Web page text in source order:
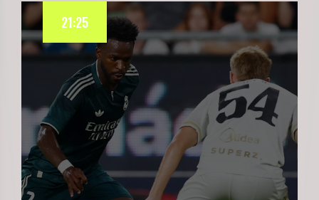
21:25